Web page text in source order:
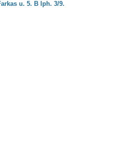
u. 5. B lph. 3/9.